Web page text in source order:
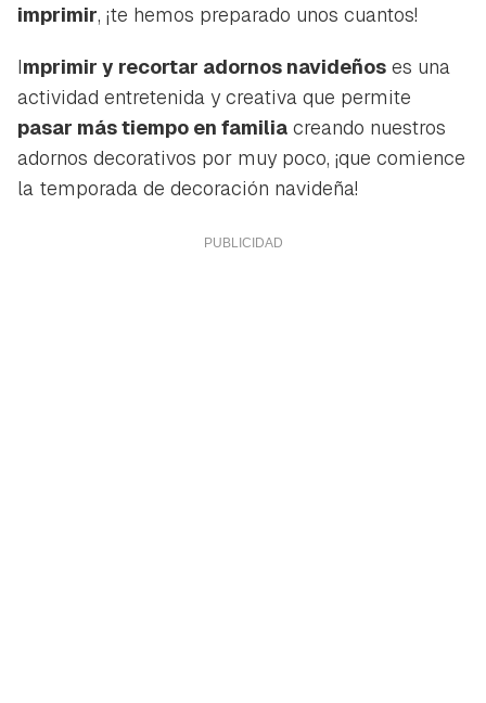
imprimir, ¡te hemos preparado unos cuantos!
Imprimir y recortar adornos navideños es una
actividad entretenida y creativa que permite
pasar más tiempo en familia creando nuestros
adornos decorativos por muy poco, ¡que comience
la temporada de decoración navideña!